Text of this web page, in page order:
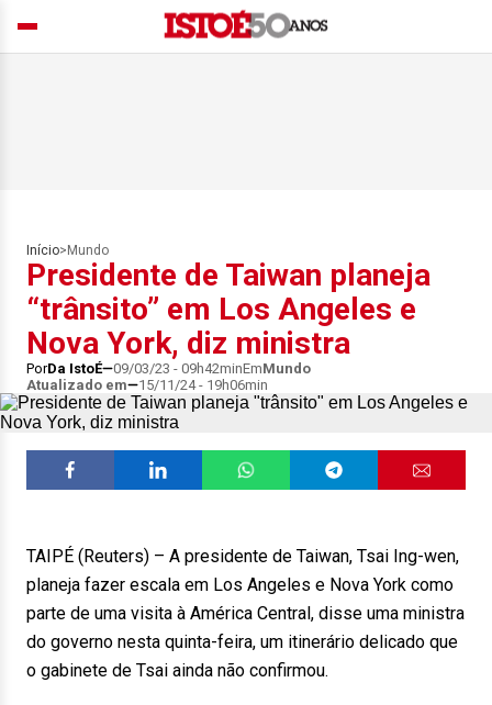
Início> Mundo
Presidente de Taiwan planeja
“trânsito” em Los Angeles e
Nova York, diz ministra
PorDa IstoÉ 09/03/23 - 09h42minEmMundo
Atualizado em
15/11/24 - 19h06min
TAIPÉ (Reuters) – A presidente de Taiwan, Tsai Ing-wen,
planeja fazer escala em Los Angeles e Nova York como
parte de uma visita à América Central, disse uma ministra
do governo nesta quinta-feira, um itinerário delicado que
o gabinete de Tsai ainda não confirmou.